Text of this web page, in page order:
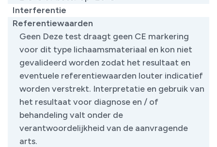
Interferentie
Referentiewaarden
Geen Deze test draagt geen CE markering
voor dit type lichaamsmateriaal en kon niet
gevalideerd worden zodat het resultaat en
eventuele referentiewaarden louter indicatief
worden verstrekt. Interpretatie en gebruik van
het resultaat voor diagnose en / of
behandeling valt onder de
verantwoordelijkheid van de aanvragende
arts. ​